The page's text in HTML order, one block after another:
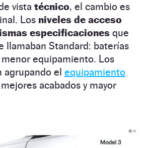
vista técnico, el cambio es
Los niveles de acceso
especificaciones que
llamaban Standard: baterías
menor equipamiento. Los
agrupando el equipamiento
acabados y mayor